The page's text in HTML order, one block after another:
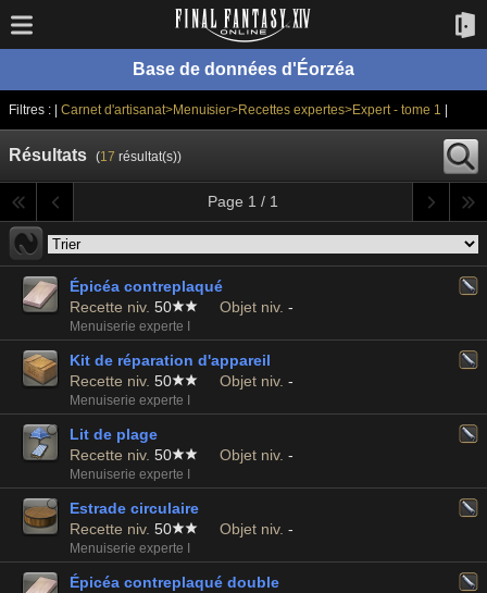
Base de données d'Éorzéa
Filtres : | Carnet d'artisanat>Menuisier>Recettes expertes>Expert - tome 1
Résultats (17 résultat(s))
Page 1 / 1
Épicéa contreplaqué
Recette niv. 50 Objet niv. -
Menuiserie experte I
Kit de réparation d'appareil
Recette niv. 50 Objet niv. -
Menuiserie experte I
Lit de plage
Recette niv. 50 Objet niv. -
Menuiserie experte I
Estrade circulaire
Recette niv. 50 Objet niv. -
Menuiserie experte I
Épicéa contreplaqué double